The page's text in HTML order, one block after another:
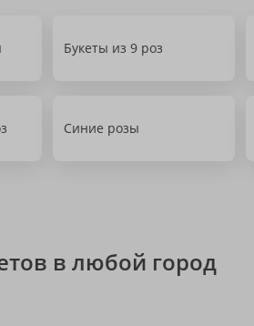
Букеты из 9 роз
Синие розы
в любой город